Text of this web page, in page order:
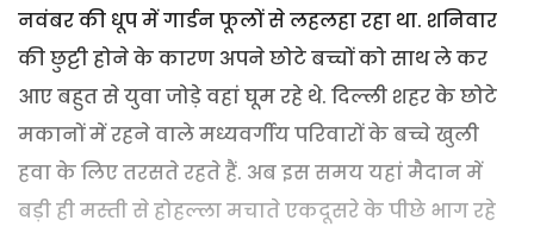
नवंबर की धूप में गार्डन फूलों से लहलहा रहा था. शनिवार
की छुट्टी होने के कारण अपने छोटे बच्चों को साथ ले कर
आए बहुत से युवा जोड़े वहां घूम रहे थे. दिल्ली शहर के छोटे
मकानों में रहने वाले मध्यवर्गीय परिवारों के बच्चे खुली
हवा के लिए तरसते रहते हैं. अब इस समय यहां मैदान में
बड़ी ही मस्ती से होहल्ला मचाते एकदूसरे के पीछे भाग रहे